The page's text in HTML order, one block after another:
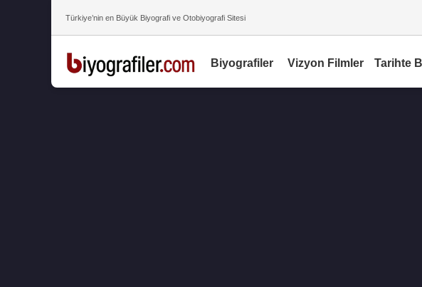
Türkiye’nin en Büyük Biyografi ve Otobiyografi Sitesi
Biyografiler Vizyon Filmler Tarihte